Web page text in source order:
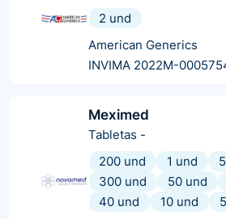
2 und
American Generics
INVIMA 2022M-
Meximed
Tabletas -
200 und
1 und
300 und
50 und
40 und
10 und